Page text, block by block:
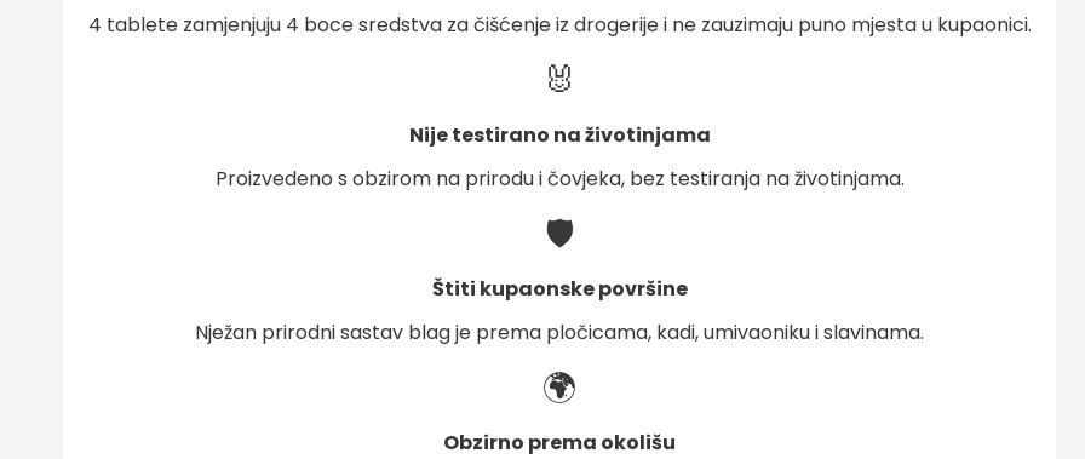
4 tablete zamjenjuju 4 boce sredstva za čišćenje iz drogerije i ne zauzimaju puno mjesta u kupaonici.
🐰
Nije testirano na životinjama
Proizvedeno s obzirom na prirodu i čovjeka, bez testiranja na životinjama.
🛡️
Štiti kupaonske površine
Nježan prirodni sastav blag je prema pločicama, kadi, umivaoniku i slavinama.
🌍
Obzirno prema okolišu